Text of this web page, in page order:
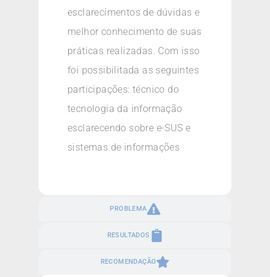
PROBLEMA
RESULTADOS
RECOMENDAÇÃO
esclarecimentos de dúvidas e
melhor conhecimento de suas
práticas realizadas. Com isso
foi possibilitada as seguintes
participações: técnico do
tecnologia da informação
esclarecendo sobre e-SUS e
sistemas de informações